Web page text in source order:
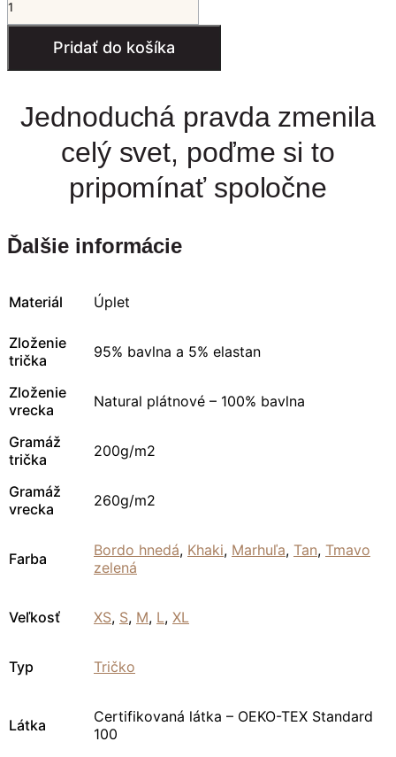
VZÁCNA
Pridať do košíka
Jednoduchá pravda zmenila
celý svet, poďme si to
pripomínať spoločne
Ďalšie informácie
Materiál Úplet
Zloženie
trička
95% bavlna a 5% elastan
Zloženie
vrecka
Natural plátnové – 100% bavlna
Gramáž
trička
200g/m2
Gramáž
vrecka
260g/m2
Farba Bordo hnedá, Khaki, Marhuľa, Tan, Tmavo
zelená
Veľkosť XS, S, M, L, XL
Typ Tričko
Látka
Certifikovaná látka – OEKO-TEX Standard
100